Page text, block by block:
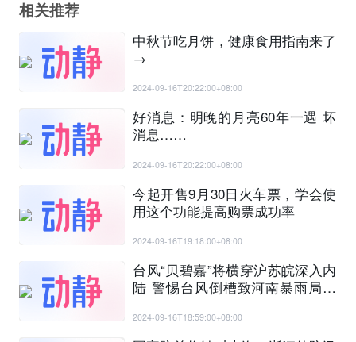
相关推荐
中秋节吃月饼，健康食用指南来了
→
2024-09-16T20:22:00+08:00
好消息：明晚的月亮60年一遇 坏
消息……
2024-09-16T20:22:00+08:00
今起开售9月30日火车票，学会使
用这个功能提高购票成功率
2024-09-16T19:18:00+08:00
台风“贝碧嘉”将横穿沪苏皖深入内
陆 警惕台风倒槽致河南暴雨局地
2024-09-16T18:59:00+08:00